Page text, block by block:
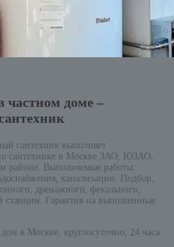
доме –
сантехник выполняет
сантехнике в Москве ЗАО, ЮЗАО,
районе. Выполняемые работы:
канализации. Подбор,
дренажного, фекального,
станции. Гарантия на выполненные
в Москве, круглосуточно, 24 часа.